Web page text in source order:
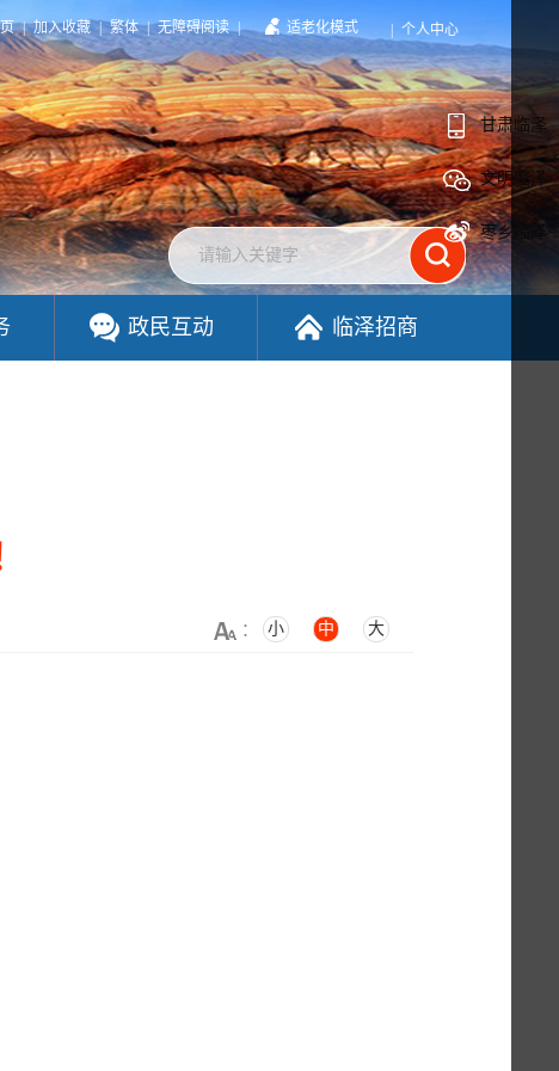
| 加入收藏 | 繁体 | 无障碍阅读 | 适老化模式 个人中心
政民互动 临泽招商
： 小 中 大
甘肃临泽
文明临泽
枣乡临泽